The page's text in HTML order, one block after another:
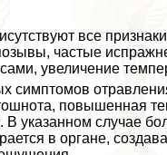
все признаки
частые
увеличение
симптомов
повышенная
В указанном случае
в органе,